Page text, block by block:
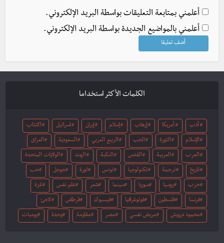
أعلمني بمتابعة التعليقات بواسطة البريد الإلكتروني.
أعلمني بالمواضيع الجديدة بواسطة البريد الإلكتروني.
الكلمات الأكثر استخداما
أدب أمريكا إرهاب إسلام إيران اسرائيل اكتئاب
الإسلام الثورة الحب الربيع العربي السعودية العراق
العرب العربية القدس النكبة الهند الولايات المتحدة
تاريخ ترجمة تكنولوجيا تونس ثورة جوجل حب
حرب روسيا سوريا سينما شعر علم نفس غزة
فرنسا فلسطين فوتوغرافيا فيسبوك قرطاس لاجئ
محمود درويش مريض نفسي مصر مقاومة وحدة يوميات